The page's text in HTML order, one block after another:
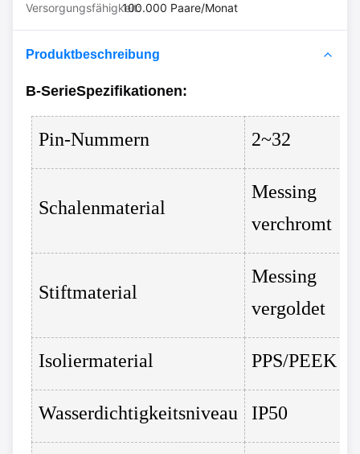
Versorgungsfähigkeit:100.000 Paare/Monat
Produktbeschreibung
B-SerieSpezifikationen:
Pin-Nummern 2~32
Schalenmaterial
Messing
verchromt
Stiftmaterial
Messing
vergoldet
Isoliermaterial PPS/PEEK
Wasserdichtigkeitsniveau IP50